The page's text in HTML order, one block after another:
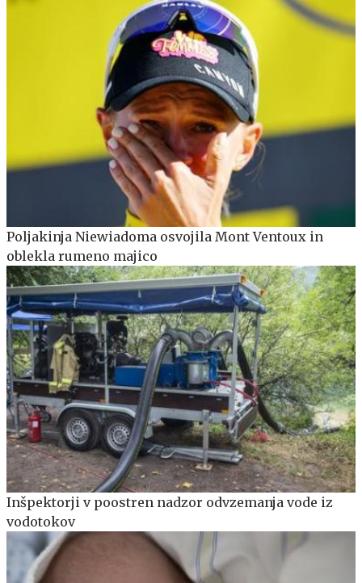
Poljakinja Niewiadoma osvojila Mont Ventoux in
oblekla rumeno majico
Inšpektorji v poostren nadzor odvzemanja vode iz
vodotokov